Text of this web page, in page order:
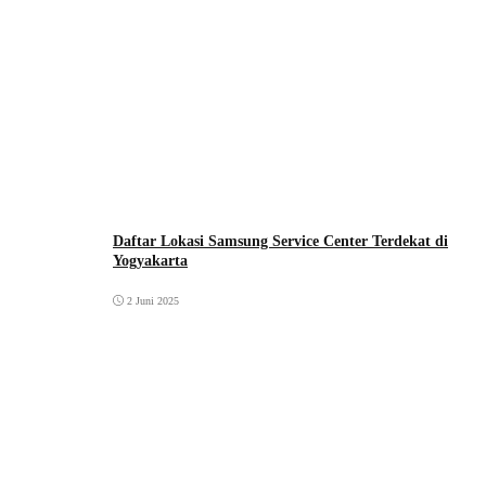
Daftar Lokasi Samsung Service Center Terdekat di
Yogyakarta
2 Juni 2025